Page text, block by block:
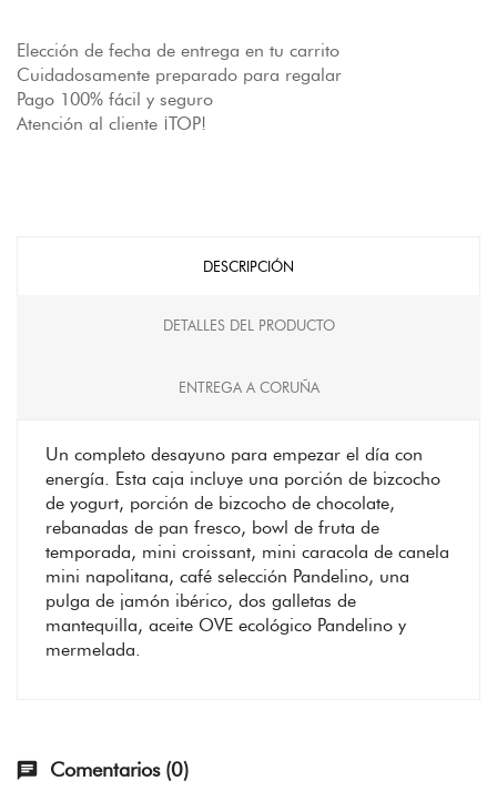
Elección de fecha de entrega en tu carrito
Cuidadosamente preparado para regalar
Pago 100% fácil y seguro
Atención al cliente ¡TOP!
DESCRIPCIÓN
DETALLES DEL PRODUCTO
ENTREGA A CORUÑA
Un completo desayuno para empezar el día con
energía. Esta caja incluye una porción de bizcocho
de yogurt, porción de bizcocho de chocolate,
rebanadas de pan fresco, bowl de fruta de
temporada, mini croissant, mini caracola de canela
mini napolitana, café selección Pandelino, una
pulga de jamón ibérico, dos galletas de
mantequilla, aceite OVE ecológico Pandelino y
mermelada.
chat Comentarios (0)